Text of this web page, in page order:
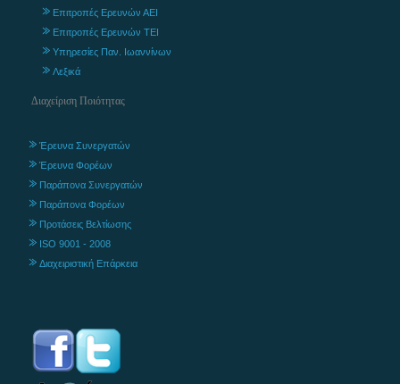
Επιτροπές Ερευνών ΑΕΙ
Επιτροπές Ερευνών ΤΕΙ
Υπηρεσίες Παν. Ιωαννίνων
Λεξικά
Διαχείριση Ποιότητας
Έρευνα Συνεργατών
Έρευνα Φορέων
Παράπονα Συνεργατών
Παράπονα Φορέων
Προτάσεις Βελτίωσης
ISO 9001 - 2008
Διαχειριστική Επάρκεια